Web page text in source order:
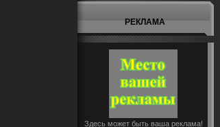
РЕКЛАМА
Здесь может быть ваша реклама!